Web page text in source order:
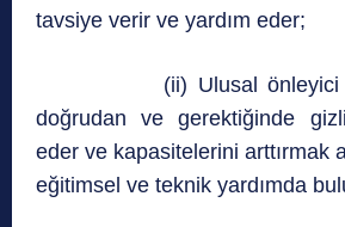
tavsiye verir ve yardım eder;
(ii) Ulusal önleyici
doğrudan ve gerektiğinde
eder ve kapasitelerini arttırmak
eğitimsel ve teknik yardımda